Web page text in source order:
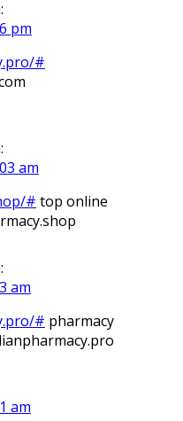
pm
#
am
# top online
am
# pharmacy
am